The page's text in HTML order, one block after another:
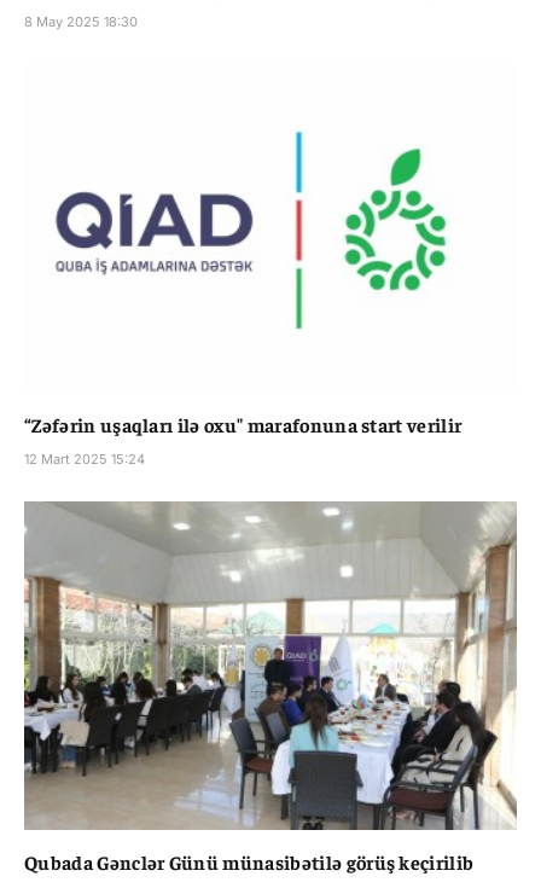
8 May 2025 18:30
“Zəfərin uşaqları ilə oxu" marafonuna start verilir
12 Mart 2025 15:24
Qubada Gənclər Günü münasibətilə görüş keçirilib